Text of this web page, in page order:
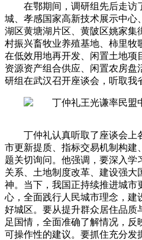
在鄂期间，调研组先后走访
城、孝感国家高新技术展示中心
湖区黄塘湖片区、黄陂区姚家集
村振兴畜牧业养殖基地、柿里牧
在低效用地再开发、闲置土地项
资源资产组合供应、闲置农房盘
研组在武汉召开座谈会，听取我
丁仲礼认真听取了座谈会上
市更新提质、指标交易机制构建
题关切询问。他强调，要深入学
关系、土地制度改革、建设强
神。当下，我国正持续推进城市
心，全面践行人民城市理念，建
好城区。要从提升群众居住品质
足国情，全面准确了解情况，
可操作性的建议。要抓住充分发